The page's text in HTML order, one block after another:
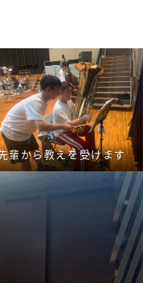
輩から教えを受けます